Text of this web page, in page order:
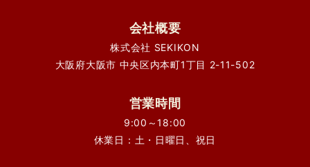
会社概要
株式会社 SEKIKON
大阪府大阪市 中央区内本町1丁目 2-11-502
営業時間
9:00～18:00
休業日：土・日曜日、祝日